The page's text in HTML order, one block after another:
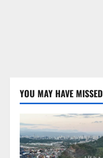
YOU MAY HAVE MISSED